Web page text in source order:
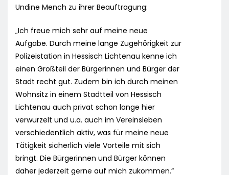
Undine Mench zu ihrer Beauftragung:
„Ich freue mich sehr auf meine neue
Aufgabe. Durch meine lange Zugehörigkeit zur
Polizeistation in Hessisch Lichtenau kenne ich
einen Großteil der Bürgerinnen und Bürger der
Stadt recht gut. Zudem bin ich durch meinen
Wohnsitz in einem Stadtteil von Hessisch
Lichtenau auch privat schon lange hier
verwurzelt und u.a. auch im Vereinsleben
verschiedentlich aktiv, was für meine neue
Tätigkeit sicherlich viele Vorteile mit sich
bringt. Die Bürgerinnen und Bürger können
daher jederzeit gerne auf mich zukommen.“